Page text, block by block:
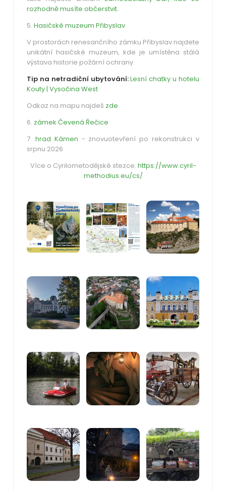
rozhodně musíte občerstvit.
5. Hasičské muzeum Přibyslav
V prostorách renesančního zámku Přibyslav najdete
unikátní hasičské muzeum, kde je umístěna stálá
výstava historie požární ochrany.
Tip na netradiční ubytování: Lesní chatky u hotelu
Kouty | Vysočina West
Odkaz na mapu najdeš zde.
6. zámek Čevená Řečice
7. hrad Kámen - znovuotevření po rekonstrukci v
srpnu 2026
Více o Cyrilometodějské stezce: https://www.cyril-
methodius.eu/cs/